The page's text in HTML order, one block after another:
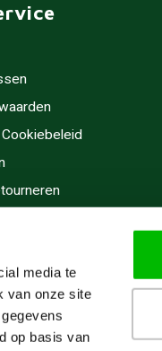
media te
van onze site
op basis van